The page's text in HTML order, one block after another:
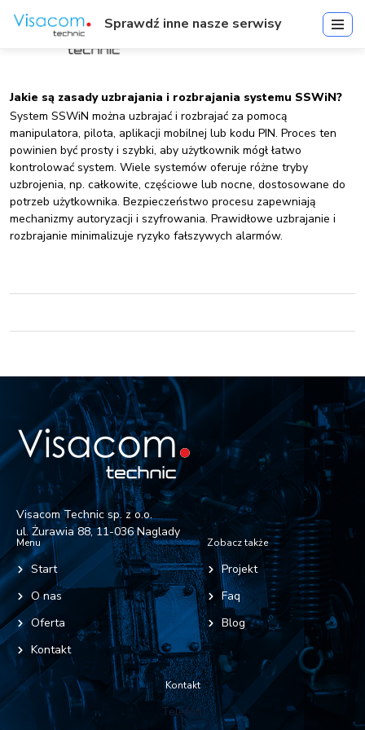
Jakie są zasady uzbrajania i rozbrajania systemu SSWiN?
System SSWiN można uzbrajać i rozbrajać za pomocą
manipulatora, pilota, aplikacji mobilnej lub kodu PIN. Proces ten
powinien być prosty i szybki, aby użytkownik mógł łatwo
kontrolować system. Wiele systemów oferuje różne tryby
uzbrojenia, np. całkowite, częściowe lub nocne, dostosowane do
potrzeb użytkownika. Bezpieczeństwo procesu zapewniają
mechanizmy autoryzacji i szyfrowania. Prawidłowe uzbrajanie i
rozbrajanie minimalizuje ryzyko fałszywych alarmów.
Visacom Technic sp. z o.o.
ul. Żurawia 88, 11-036 Naglady
Menu
Start
O nas
Oferta
Kontakt
Zobacz także
Projekt
Faq
Blog
Kontakt
Telefon:
Sprawdź inne nasze serwisy